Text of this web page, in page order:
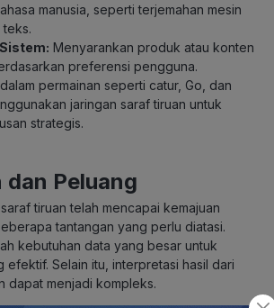
manusia, seperti terjemahan mesin
teks.
Menyarankan produk atau konten
preferensi pengguna.
permainan seperti catur, Go, dan
jaringan saraf tiruan untuk
strategis.
Peluang
tiruan telah mencapai kemajuan
tantangan yang perlu diatasi.
kebutuhan data yang besar untuk
efektif. Selain itu, interpretasi hasil dari
dapat menjadi kompleks.